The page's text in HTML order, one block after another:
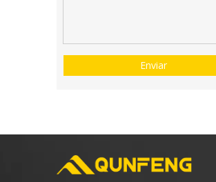
Enviar